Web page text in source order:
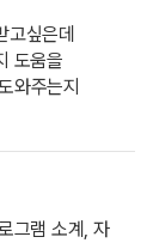
고싶은데
도움을
와주는지
그램 소계, 자